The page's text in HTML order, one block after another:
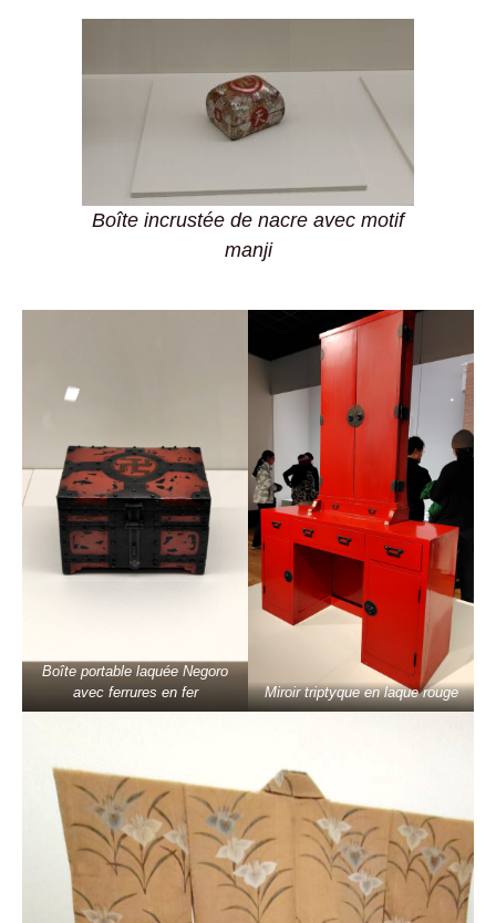
Boîte incrustée de nacre avec motif
manji
Boîte portable laquée Negoro
avec ferrures en fer
Miroir triptyque en laque rouge